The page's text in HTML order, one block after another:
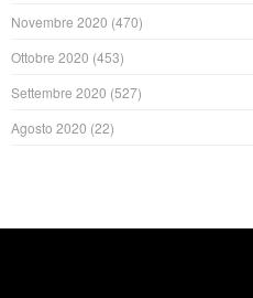
Novembre 2020 (470)
Ottobre 2020 (453)
Settembre 2020 (527)
Agosto 2020 (22)